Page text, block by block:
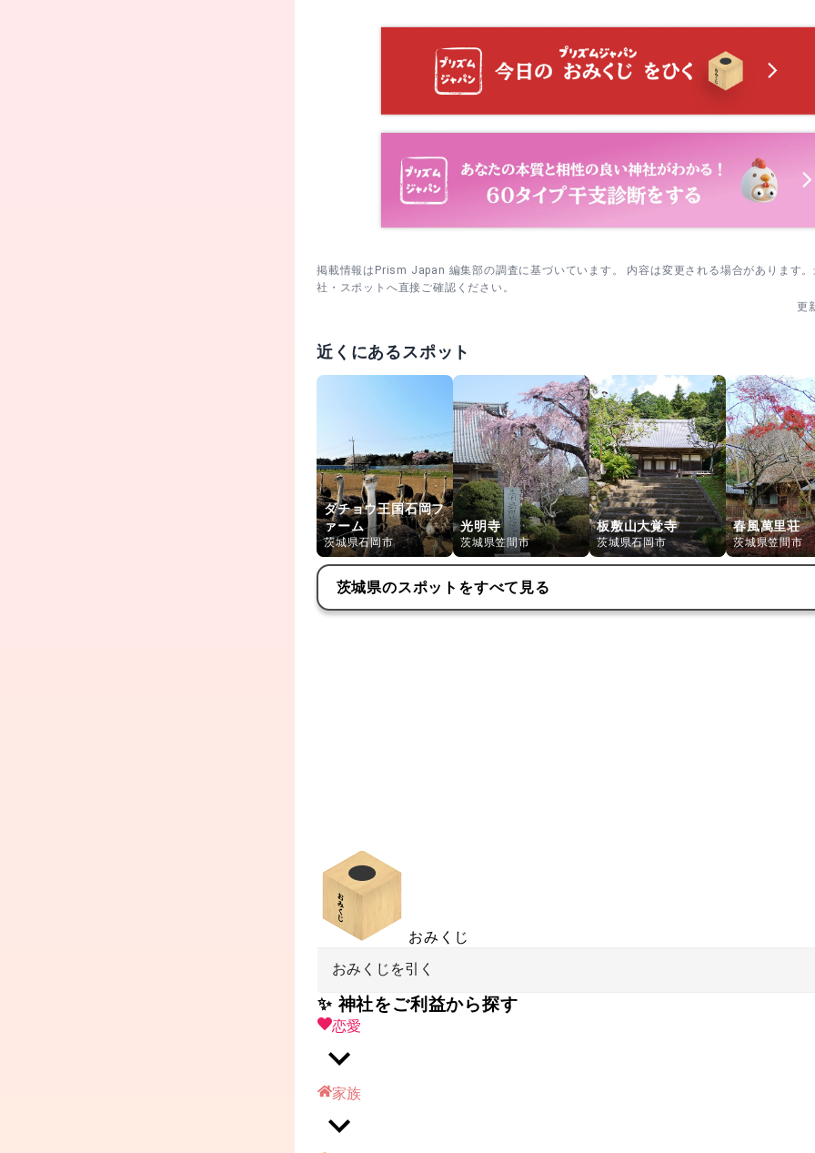
4. 混雑を避けたいときは平日朝イチに。冬の悪態まつり当日は別日に参拝計画を
掲載情報はPrism Japan 編集部の調査に基づいています。 内容は変更される場合があります
社・スポットへ直接ご確認ください。
更
近くにあるスポット
ダチョウ王国石岡フ
ァーム
茨城県石岡市
光明寺
茨城県笠間市
板敷山大覚寺
茨城県石岡市
春風萬里荘
茨城県笠間市
茨城県のスポットをすべて見る
おみくじ
おみくじを引く
✨ 神社をご利益から探す
恋愛
家族